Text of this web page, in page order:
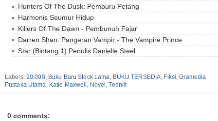
Hunters Of The Dusk: Pemburu Petang
Harmonis Seumur Hidup
Killers Of The Dawn - Pembunuh Fajar
Darren Shan: Pangeran Vampir - The Vampire Prince
Star (Bintang 1) Penulis Danielle Steel
Labels: 20.000, Buku Baru Stock Lama, BUKU TERSEDIA, Fiksi,Gramedia
Pustaka Utama, Katie Maxwell , Novel ,Teenlit
0 comments: